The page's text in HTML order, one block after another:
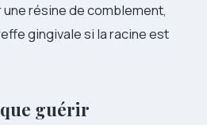
résine de comblement,
gingivale si la racine est
guérir